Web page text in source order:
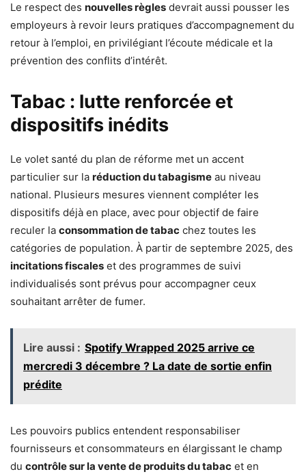
Le respect des nouvelles règles devrait aussi pousser les
employeurs à revoir leurs pratiques d’accompagnement du
retour à l’emploi, en privilégiant l’écoute médicale et la
prévention des conflits d’intérêt.
Tabac : lutte renforcée et
dispositifs inédits
Le volet santé du plan de réforme met un accent
particulier sur la réduction du tabagisme au niveau
national. Plusieurs mesures viennent compléter les
dispositifs déjà en place, avec pour objectif de faire
reculer la consommation de tabac chez toutes les
catégories de population. À partir de septembre 2025, des
incitations fiscales et des programmes de suivi
individualisés sont prévus pour accompagner ceux
souhaitant arrêter de fumer.
Lire aussi : Spotify Wrapped 2025 arrive ce
mercredi 3 décembre ? La date de sortie enfin
prédite
Les pouvoirs publics entendent responsabiliser
fournisseurs et consommateurs en élargissant le champ
du contrôle sur la vente de produits du tabac et en